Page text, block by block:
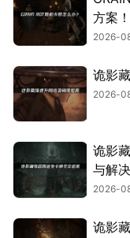
方案！
2026-
诡影
2026-
诡影
与解
2026-
诡影